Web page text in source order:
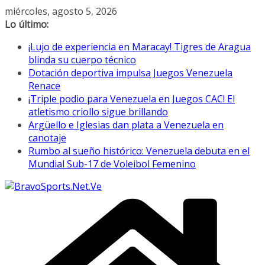
Saltar
al
miércoles, agosto 5, 2026
Lo último:
¡Lujo de experiencia en Maracay! Tigres de Aragua
blinda su cuerpo técnico
Dotación deportiva impulsa Juegos Venezuela
Renace
¡Triple podio para Venezuela en Juegos CAC! El
atletismo criollo sigue brillando
Argüello e Iglesias dan plata a Venezuela en
canotaje
Rumbo al sueño histórico: Venezuela debuta en el
Mundial Sub-17 de Voleibol Femenino